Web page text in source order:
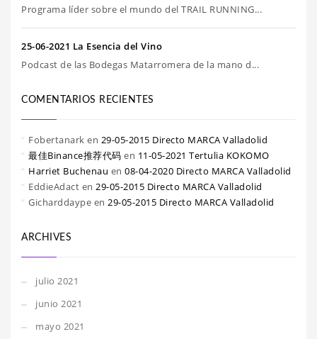
Programa líder sobre el mundo del TRAIL RUNNING...
25-06-2021 La Esencia del Vino
Podcast de las Bodegas Matarromera de la mano d...
COMENTARIOS RECIENTES
Fobertanark en 29-05-2015 Directo MARCA Valladolid
最佳Binance推荐代码 en 11-05-2021 Tertulia KOKOMO
Harriet Buchenau en 08-04-2020 Directo MARCA Valladolid
EddieAdact en 29-05-2015 Directo MARCA Valladolid
Gicharddaype en 29-05-2015 Directo MARCA Valladolid
ARCHIVES
julio 2021
junio 2021
mayo 2021